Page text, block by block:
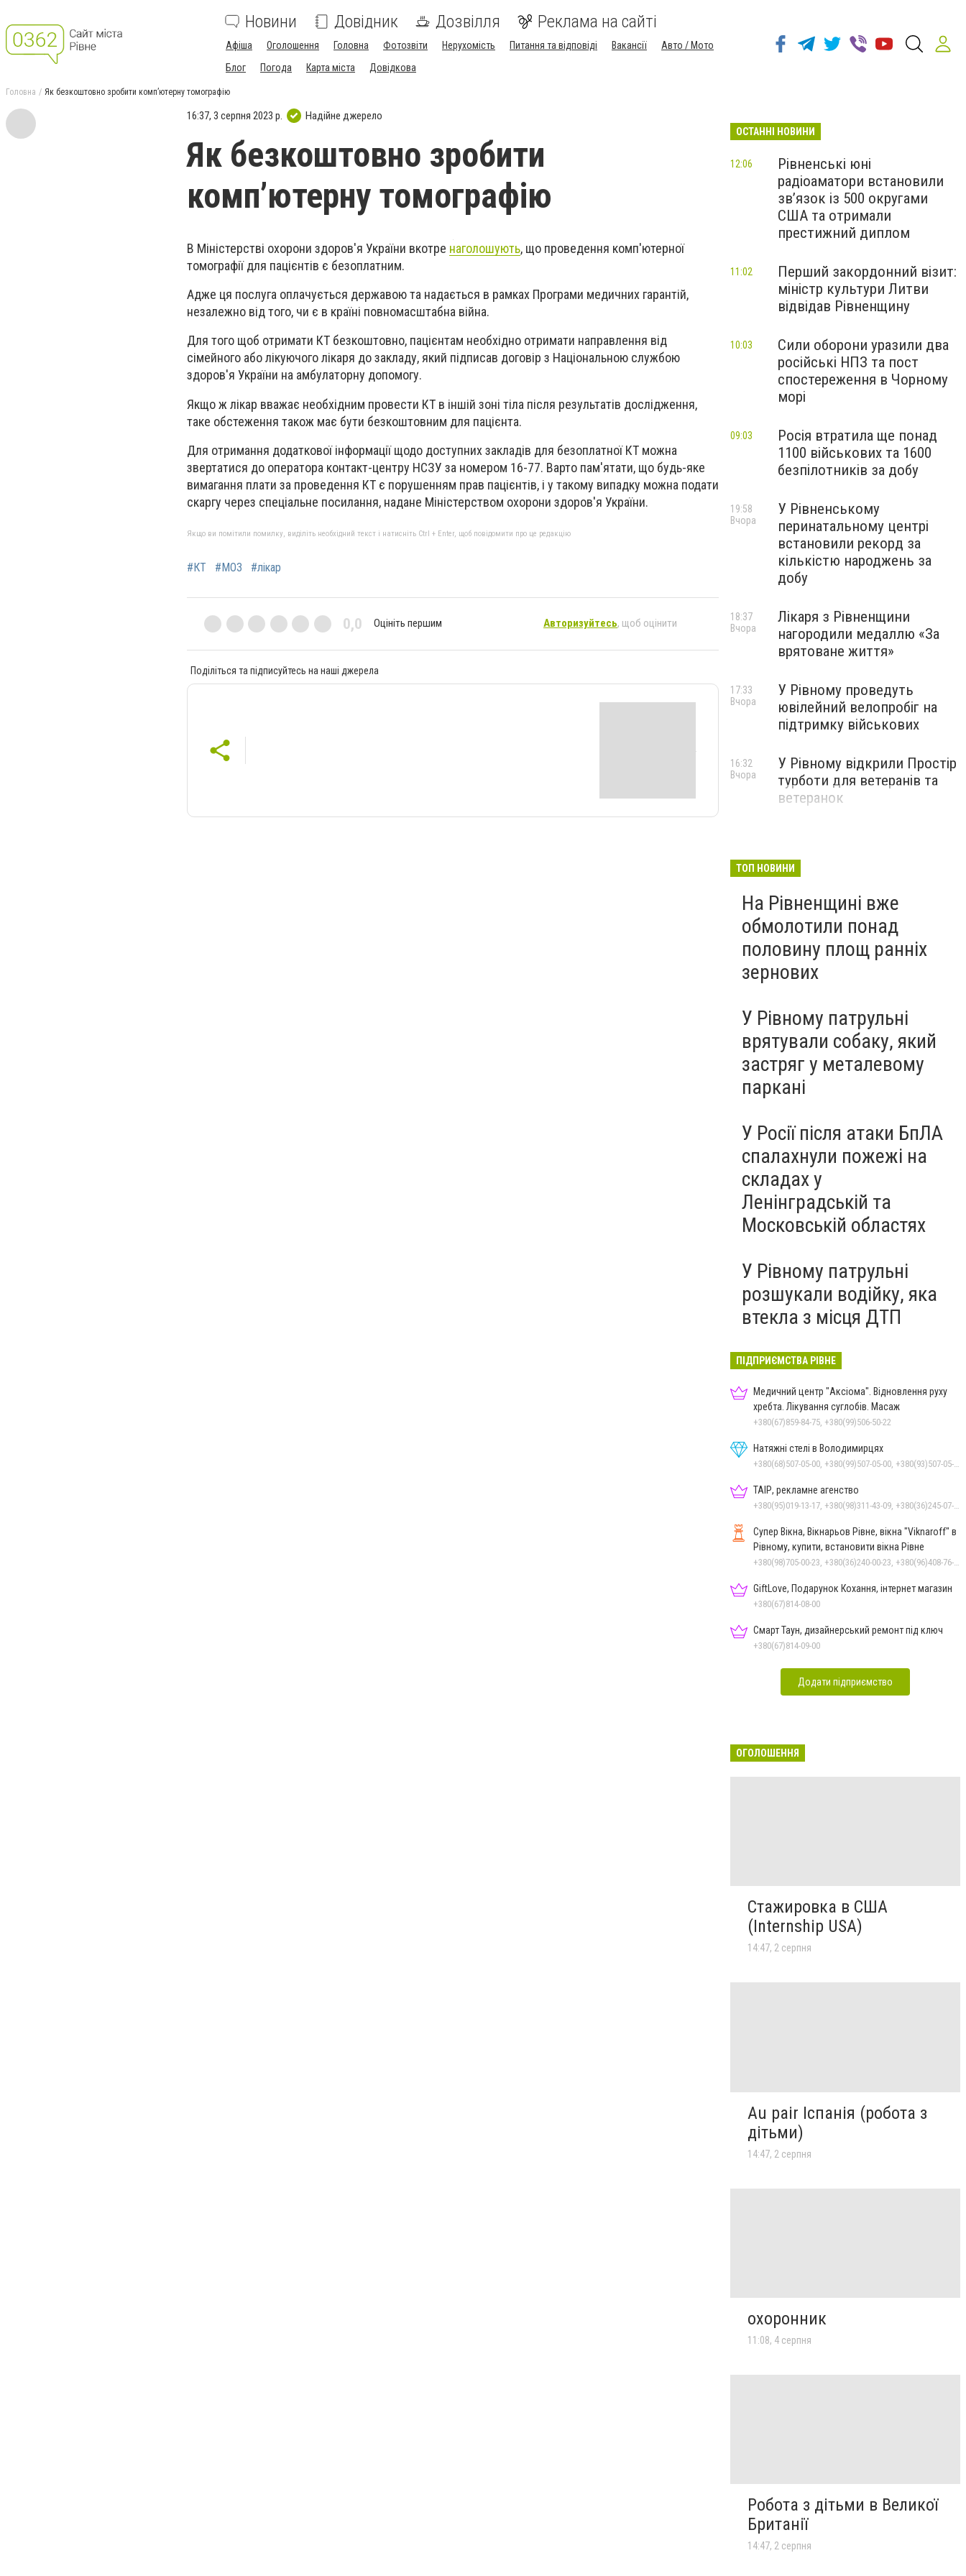
Новини Довідник Дозвілля Реклама на сайті
Афіша Оголошення Головна Фотозвіти Нерухомість Питання та відповіді Вакансії
Авто / Мото
Блог
Погода Карта міста Довідкова
Головна Як безкоштовно зробити комп’ютерну томографію
16:37, 3 серпня 2023 р. Надійне джерело
Як безкоштовно зробити
комп’ютерну томографію
В Міністерстві охорони здоров'я України вкотре наголошують, що проведення комп'ютерної
томографії для пацієнтів є безоплатним.
Адже ця послуга оплачується державою та надається в рамках Програми медичних гарантій,
незалежно від того, чи є в країні повномасштабна війна.
Для того щоб отримати КТ безкоштовно, пацієнтам необхідно отримати направлення від
сімейного або лікуючого лікаря до закладу, який підписав договір з Національною службою
здоров'я України на амбулаторну допомогу.
Якщо ж лікар вважає необхідним провести КТ в іншій зоні тіла після результатів дослідження,
таке обстеження також має бути безкоштовним для пацієнта.
Для отримання додаткової інформації щодо доступних закладів для безоплатної КТ можна
звертатися до оператора контакт-центру НСЗУ за номером 16-77. Варто пам'ятати, що будь-яке
вимагання плати за проведення КТ є порушенням прав пацієнтів, і у такому випадку можна подати
скаргу через спеціальне посилання, надане Міністерством охорони здоров'я України.
Якщо ви помітили помилку, виділіть необхідний текст і натисніть Ctrl + Enter, щоб повідомити про це редакцію
#КТ #МОЗ #лікар
0,0 Оцініть першим Авторизуйтесь, щоб оцінити
Поділіться та підписуйтесь на наші джерела
ОСТАННІ НОВИНИ
Рівненські юні
радіоаматори встановили
зв’язок із 500 округами
США та отримали
престижний диплом
12:06
Перший закордонний візит:
міністр культури Литви
відвідав Рівненщину
11:02
Сили оборони уразили два
російські НПЗ та пост
спостереження в Чорному
морі
10:03
Росія втратила ще понад
1100 військових та 1600
безпілотників за добу
09:03
У Рівненському
перинатальному центрі
встановили рекорд за
кількістю народжень за
добу
19:58
Вчора
Лікаря з Рівненщини
нагородили медаллю «За
врятоване життя»
18:37
Вчора
У Рівному проведуть
ювілейний велопробіг на
підтримку військових
17:33
Вчора
У Рівному відкрили Простір
турботи для ветеранів та
ветеранок
16:32
Вчора
ТОП НОВИНИ
На Рівненщині вже
обмолотили понад
половину площ ранніх
зернових
У Рівному патрульні
врятували собаку, який
застряг у металевому
паркані
У Росії після атаки БпЛА
спалахнули пожежі на
складах у
Ленінградській та
Московській областях
У Рівному патрульні
розшукали водійку, яка
втекла з місця ДТП
ПІДПРИЄМСТВА РІВНЕ
Медичний центр "Аксіома". Відновлення руху
хребта. Лікування суглобів. Масаж
+380(67)859-84-75, +380(99)506-50-22
Натяжні стелі в Володимирцях
+380(68)507-05-00, +380(99)507-05-00, +380(93)507-05-00
ТАІР, рекламне агенство
+380(95)019-13-17, +380(98)311-43-09, +380(36)245-07-05
Супер Вікна, Вікнарьов Рівне, вікна "Viknaroff" в
Рівному, купити, встановити вікна Рівне
+380(98)705-00-23, +380(36)240-00-23, +380(96)408-76-50, +380(50)642-24-00
GiftLove, Подарунок Кохання, інтернет магазин
+380(67)814-08-00
Смарт Таун, дизайнерський ремонт під ключ
+380(67)814-09-00
Додати підприємство
ОГОЛОШЕННЯ
Стажировка в США
(Internship USA)
14:47, 2 серпня
Au pair Іспанія (робота з
дітьми)
14:47, 2 серпня
охоронник
11:08, 4 серпня
Робота з дітьми в Великої
Британії
14:47, 2 серпня